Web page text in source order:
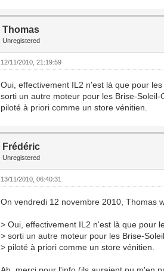
Thomas
Unregistered
12/11/2010, 21:19:59
Oui, effectivement IL2 n'est là que pour
sorti un autre moteur pour les Brise-
piloté à priori comme un store vénitien.
Frédéric
Unregistered
13/11/2010, 06:40:31
On vendredi 12 novembre 2010, Thomas
> Oui, effectivement IL2 n'est là que pour
> sorti un autre moteur pour les Brise-
> piloté à priori comme un store vénitien.